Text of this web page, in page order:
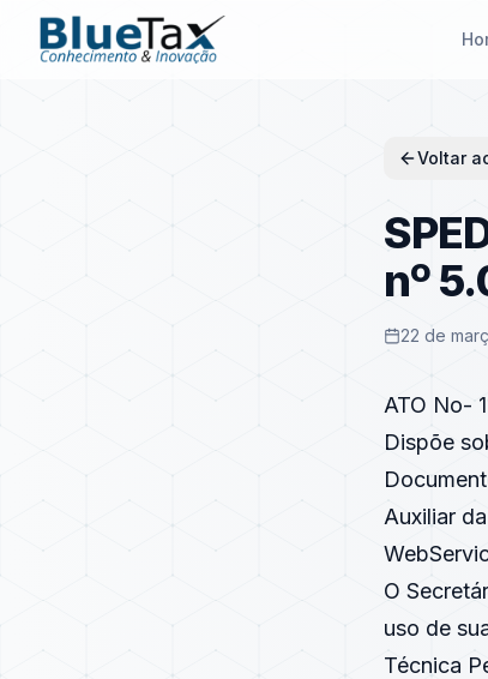
Voltar
nº
22 de
ATO No-
Dispõe
Auxiliar
O
uso de
Técnica